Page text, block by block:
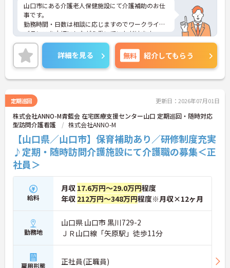
山口市にある介護老人保健施設にて介護補助のお仕
事です。
勤務時間・日数は相談に応じますのでワークライフ
バランスを大切にしながら働いていただけます。
また最寄駅より徒歩圏内にくわえて、マイカー通勤
も可能と通勤にも便利ですので、遠方にお住まいの
方にもオススメです♪
ご興味がある方は是非一度マイナビまでお問い合わ
せください。さらに詳細などお伝えします！
詳細を見る 無料 紹介してもらう
定期巡回 更新日：2026年07月01日
株式会社ANNO-M青藍会 在宅医療支援センター山口 定期巡回・随時対応
型訪問介護看護
株式会社ANNO-M
【山口県／山口市】保育補助あり／研修制度充実
♪定期・随時訪問介護施設にて介護職の募集＜正
社員＞
給料
月収 17.6万円～29.0万円程度
年収 212万円～348万円程度※月収×12ヶ月
勤務地
山口県 山口市 黒川729-2
ＪＲ山口線「矢原駅」徒歩11分
雇用形態 正社員(正職員)